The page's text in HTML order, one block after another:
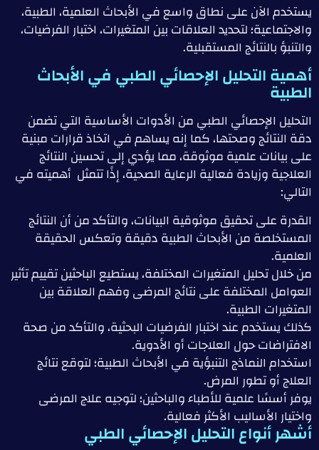
يستخدم الآن على نطاق واسع في الأبحاث العلمية، الطبية،
والاجتماعية؛ لتحديد العلاقات بين المتغيرات، اختبار الفرضيات،
والتنبؤ بالنتائج المستقبلية.
أهمية التحليل الإحصائي الطبي في الأبحاث
الطبية
التحليل الإحصائي الطبي من الأدوات الأساسية التي تضمن
دقة النتائج وصحتها، كما إنه يساهم في اتخاذ قرارات مبنية
على بيانات علمية موثوقة، مما يؤدي إلى تحسين النتائج
العلاجية وزيادة فعالية الرعاية الصحية، إذًا تتمثل أهميته في
التالي:
القدرة على تحقيق موثوقية البيانات، والتأكد من أن النتائج
المستخلصة من الأبحاث الطبية دقيقة وتعكس الحقيقة
العلمية.
من خلال تحليل المتغيرات المختلفة، يستطيع الباحثين تقييم تأثير
العوامل المختلفة على نتائج المرضى وفهم العلاقة بين
المتغيرات الطبية.
كذلك يستخدم عند اختبار الفرضيات البحثية، والتأكد من صحة
الافتراضات حول العلاجات أو الأدوية.
استخدام النماذج التنبؤية في الأبحاث الطبية؛ لتوقع نتائج
العلاج أو تطور المرض.
يوفر أسسًا علمية للأطباء والباحثين؛ لتوجيه علاج المرضى
واختيار الأساليب الأكثر فعالية.
أشهر أنواع التحليل الإحصائي الطبي